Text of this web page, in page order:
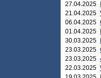
27.04.2025
21.04.2025
06.04.2025
01.04.2025
30.03.2025
23.03.2025
23.03.2025
22.03.2025